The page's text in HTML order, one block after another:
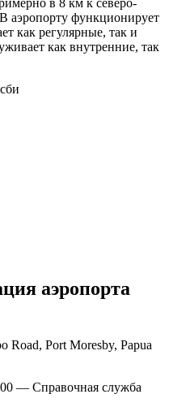
аэропорту функционирует
как регулярные, так и
как внутренние, так
аэропорта
Road, Port Moresby, Papua
— Справочная служба